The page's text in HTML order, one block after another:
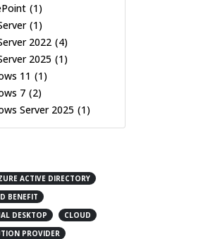
(1)
(1)
2022 (4)
2025 (1)
11 (1)
7 (2)
Server 2025 (1)
ACTIVE DIRECTORY
BENEFIT
DESKTOP
CLOUD
PROVIDER